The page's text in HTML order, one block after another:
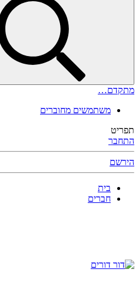
מתקדם…
משתמשים מחוברים
תפריט
התחבר
הירשם
בית
חברים